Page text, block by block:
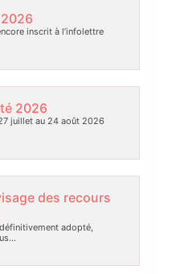
inscrit à l’infolettre
2026
juillet au 24 août 2026
des recours
adopté,